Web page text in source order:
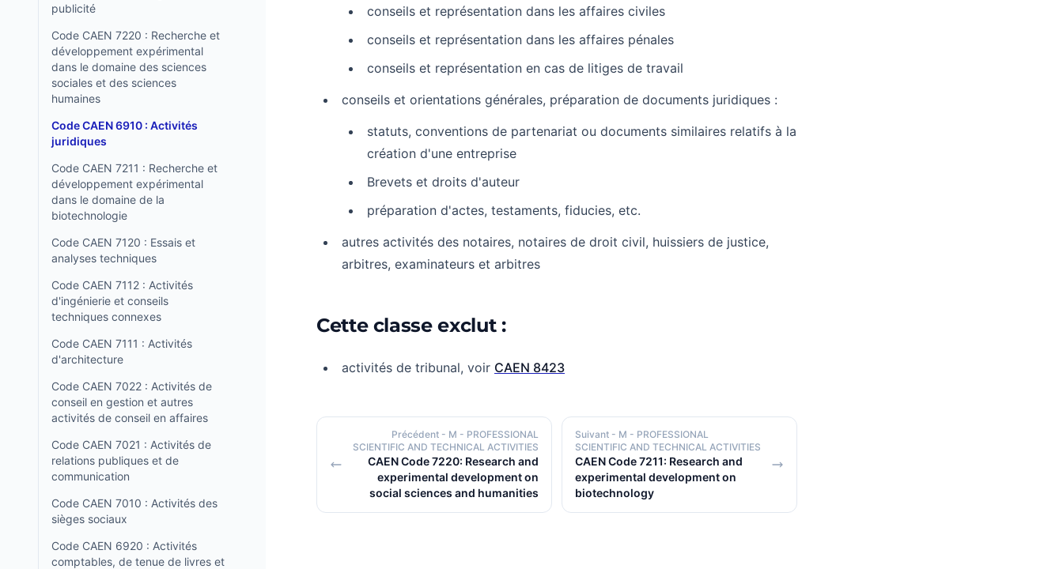
publicité
Code CAEN 7220 : Recherche et
développement expérimental
dans le domaine des sciences
sociales et des sciences
humaines
Code CAEN 6910 : Activités
juridiques
Code CAEN 7211 : Recherche et
développement expérimental
dans le domaine de la
biotechnologie
Code CAEN 7120 : Essais et
analyses techniques
Code CAEN 7112 : Activités
d'ingénierie et conseils
techniques connexes
Code CAEN 7111 : Activités
d'architecture
Code CAEN 7022 : Activités de
conseil en gestion et autres
activités de conseil en affaires
Code CAEN 7021 : Activités de
relations publiques et de
communication
Code CAEN 7010 : Activités des
sièges sociaux
Code CAEN 6920 : Activités
comptables, de tenue de livres et
conseils et représentation dans les affaires civiles
conseils et représentation dans les affaires pénales
conseils et représentation en cas de litiges de travail
conseils et orientations générales, préparation de documents juridiques :
statuts, conventions de partenariat ou documents similaires relatifs à la
création d'une entreprise
Brevets et droits d'auteur
préparation d'actes, testaments, fiducies, etc.
autres activités des notaires, notaires de droit civil, huissiers de justice,
arbitres, examinateurs et arbitres
Cette classe exclut :
activités de tribunal, voir CAEN 8423
Précédent - M - PROFESSIONAL
SCIENTIFIC AND TECHNICAL ACTIVITIES
CAEN Code 7220: Research and
experimental development on
social sciences and humanities
Suivant - M - PROFESSIONAL
SCIENTIFIC AND TECHNICAL ACTIVITIES
CAEN Code 7211: Research and
experimental development on
biotechnology